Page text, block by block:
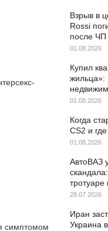
симптомом
Взрыв в
Rossi
после ЧП
01.08.2026
Купил
жильца»:
01.08.2026
Когда
CS2 и
01.08.2026
АвтоВАЗ
тротуаре
28.07.2026
Иран
Украина